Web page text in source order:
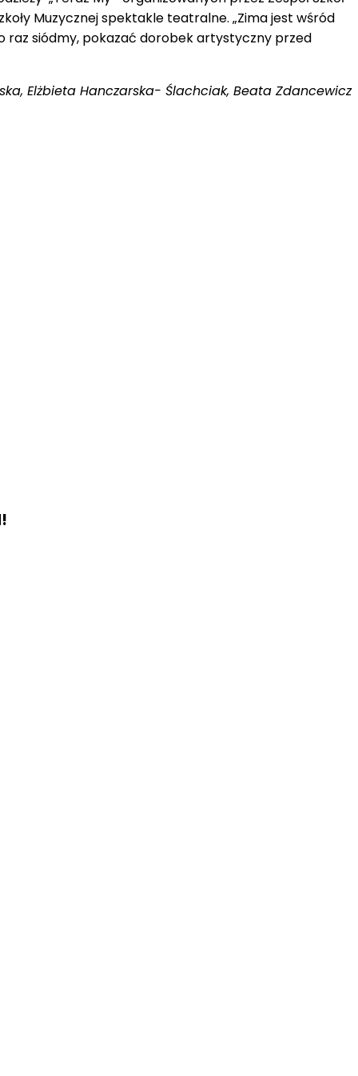
Muzycznej spektakle teatralne. „Zima jest wśród
raz siódmy, pokazać dorobek artystyczny przed
Elżbieta Hanczarska- Ślachciak, Beata Zdancewicz